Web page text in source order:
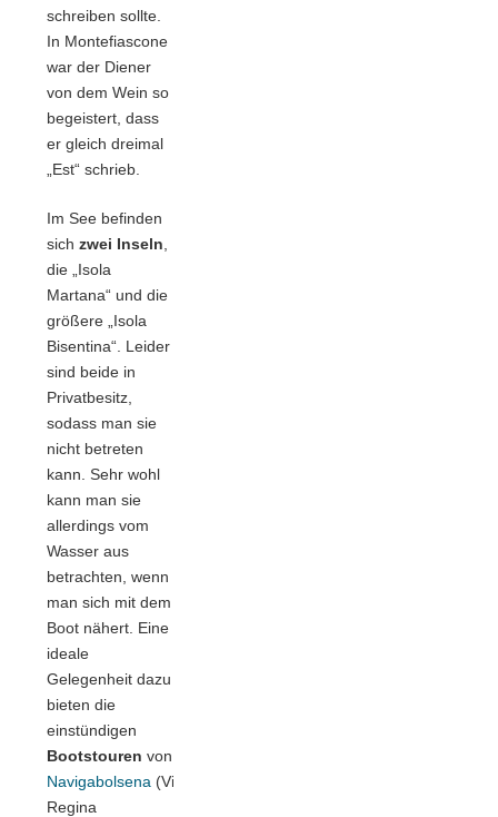
schreiben sollte.
In Montefiascone
war der Diener
von dem Wein so
begeistert, dass
er gleich dreimal
„Est“ schrieb.
Im See befinden
sich zwei Inseln
die „Isola
Martana“ und die
größere „Isola
Bisentina“. Leider
sind beide in
Privatbesitz,
sodass man sie
nicht betreten
kann. Sehr wohl
kann man sie
allerdings vom
Wasser aus
betrachten, wenn
man sich mit dem
Boot nähert. Eine
ideale
Gelegenheit dazu
bieten die
einstündigen
Bootstouren von
Navigabolsena (Viale
Regina